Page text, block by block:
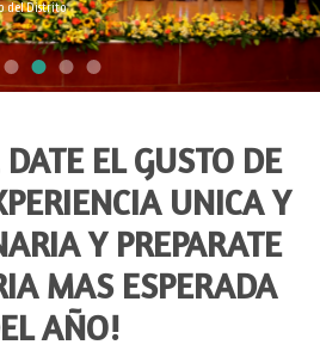
del Distrito
EL GUSTO DE
UNICA Y
Y PREPARATE
MAS ESPERADA
AÑO!